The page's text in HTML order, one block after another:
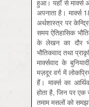
हुआ। यहाँ से
अपनाता है। मार्क्स
अर्थशास्त्र पर
समय ऐतिहासिक
के लेखन का दौर भी
भौतिकवाद तथा
मार्क्सवाद के
मज़दूर वर्ग में
हैं। मार्क्स का
होता है, जिन पर एक
तमाम मसलों को